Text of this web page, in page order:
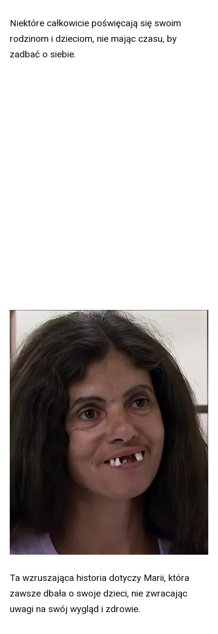
Niektóre całkowicie poświęcają się swoim
rodzinom i dzieciom, nie mając czasu, by
zadbać o siebie.
Ta wzruszająca historia dotyczy Marii, która
zawsze dbała o swoje dzieci, nie zwracając
uwagi na swój wygląd i zdrowie.